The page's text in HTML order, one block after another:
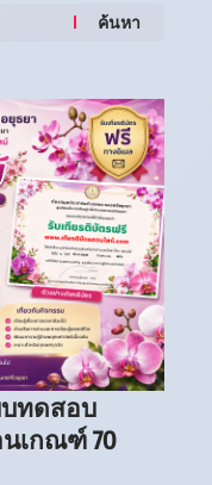
ค้นหา
ทดสอบ
นเกณฑ์ 70